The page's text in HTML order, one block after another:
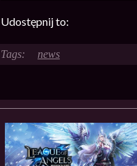
Udostępnij to:
news